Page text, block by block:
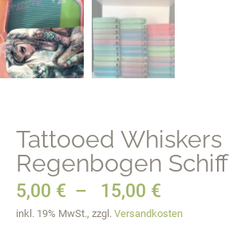
Tattooed Whiskers
Regenbogen Schiff
5,00 € – 15,00 €
inkl. 19% MwSt., zzgl. Versandkosten